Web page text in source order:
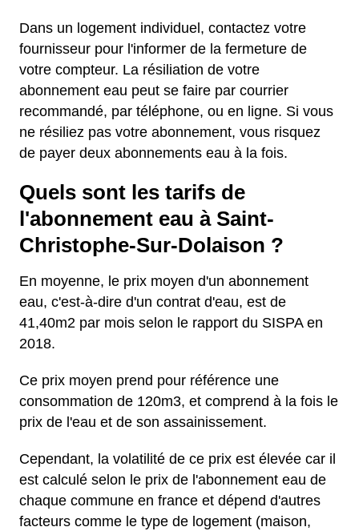
Dans un logement individuel, contactez votre
fournisseur pour l'informer de la fermeture de
votre compteur. La résiliation de votre
abonnement eau peut se faire par courrier
recommandé, par téléphone, ou en ligne. Si vous
ne résiliez pas votre abonnement, vous risquez
de payer deux abonnements eau à la fois.
Quels sont les tarifs de
l'abonnement eau à Saint-
Christophe-Sur-Dolaison ?
En moyenne, le prix moyen d'un abonnement
eau, c'est-à-dire d'un contrat d'eau, est de
41,40m2 par mois selon le rapport du SISPA en
2018.
Ce prix moyen prend pour référence une
consommation de 120m3, et comprend à la fois le
prix de l'eau et de son assainissement.
Cependant, la volatilité de ce prix est élevée car il
est calculé selon le prix de l'abonnement eau de
chaque commune en france et dépend d'autres
facteurs comme le type de logement (maison,